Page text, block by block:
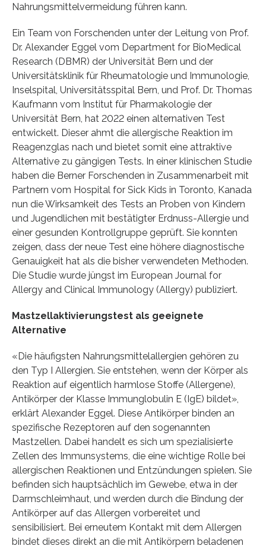
Nahrungsmittelvermeidung führen kann.
Ein Team von Forschenden unter der Leitung von Prof.
Dr. Alexander Eggel vom Department for BioMedical
Research (DBMR) der Universität Bern und der
Universitätsklinik für Rheumatologie und Immunologie,
Inselspital, Universitätsspital Bern, und Prof. Dr. Thomas
Kaufmann vom Institut für Pharmakologie der
Universität Bern, hat 2022 einen alternativen Test
entwickelt. Dieser ahmt die allergische Reaktion im
Reagenzglas nach und bietet somit eine attraktive
Alternative zu gängigen Tests. In einer klinischen Studie
haben die Berner Forschenden in Zusammenarbeit mit
Partnern vom Hospital for Sick Kids in Toronto, Kanada
nun die Wirksamkeit des Tests an Proben von Kindern
und Jugendlichen mit bestätigter Erdnuss-Allergie und
einer gesunden Kontrollgruppe geprüft. Sie konnten
zeigen, dass der neue Test eine höhere diagnostische
Genauigkeit hat als die bisher verwendeten Methoden.
Die Studie wurde jüngst im European Journal for
Allergy and Clinical Immunology (Allergy) publiziert.
Mastzellaktivierungstest als geeignete
Alternative
«Die häufigsten Nahrungsmittelallergien gehören zu
den Typ I Allergien. Sie entstehen, wenn der Körper als
Reaktion auf eigentlich harmlose Stoffe (Allergene),
Antikörper der Klasse Immunglobulin E (IgE) bildet»,
erklärt Alexander Eggel. Diese Antikörper binden an
spezifische Rezeptoren auf den sogenannten
Mastzellen. Dabei handelt es sich um spezialisierte
Zellen des Immunsystems, die eine wichtige Rolle bei
allergischen Reaktionen und Entzündungen spielen. Sie
befinden sich hauptsächlich im Gewebe, etwa in der
Darmschleimhaut, und werden durch die Bindung der
Antikörper auf das Allergen vorbereitet und
sensibilisiert. Bei erneutem Kontakt mit dem Allergen
bindet dieses direkt an die mit Antikörpern beladenen